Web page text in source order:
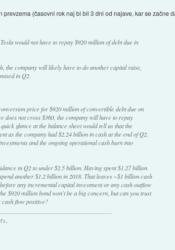
(časovni rok naj bi bil 3 dni od najave, kar se začne
would not have to repay $920 million of debt due in
the company will likely have to do another capital raise,
in Q2.
price for $920 million of convertible debt due on
does not cross $360, the company will have to repay
glance at the balance sheet would tell us that the
as the company had $2.24 billion in cash at the end of Q2.
and the ongoing operational cash burn into
in Q2 to under $2.5 billion. Having spent $1.27 billion
another $1.2 billion in 2018. That leaves ~$1 billion cash
any incremental capital investment or any cash outflow
$920 million bond won't be a big concern, but can you trust
cash flow positive?